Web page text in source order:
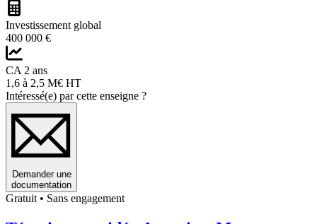
Investissement global
400 000 €
CA 2 ans
1,6 à 2,5 M€ HT
Intéressé(e) par cette enseigne ?
Demander une
documentation
Gratuit • Sans engagement